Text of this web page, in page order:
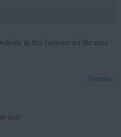
in this browser for the next
aici !